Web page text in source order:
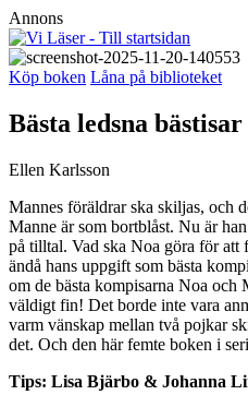
Annons
Köp boken Låna på biblioteket
Bästa ledsna bästisar
Ellen Karlsson
Mannes föräldrar ska skiljas, och
Manne är som bortblåst. Nu är
på tilltal. Vad ska Noa göra för att
ändå hans uppgift som bästa
om de bästa kompisarna Noa och
väldigt fin! Det borde inte vara
varm vänskap mellan två pojkar
det. Och den här femte boken i
Tips: Lisa Bjärbo & Johanna